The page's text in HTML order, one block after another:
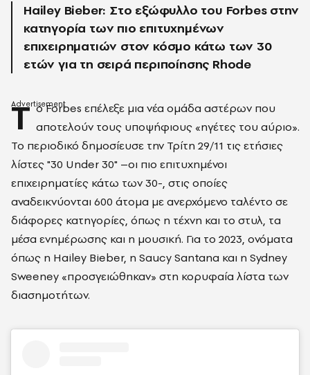
Hailey Bieber: Στο εξώφυλλο του Forbes στην
κατηγορία των πιο επιτυχημένων
επιχειρηματιών στον κόσμο κάτω των 30
ετών για τη σειρά περιποίησης Rhode
Τ ο Forbes επέλεξε μια νέα ομάδα αστέρων που
αποτελούν τους υποψήφιους «ηγέτες του αύριο».
Το περιοδικό δημοσίευσε την Τρίτη 29/11 τις ετήσιες
λίστες "30 Under 30" –οι πιο επιτυχημένοι
επιχειρηματίες κάτω των 30-, στις οποίες
αναδεικνύονται 600 άτομα με ανερχόμενο ταλέντο σε
διάφορες κατηγορίες, όπως η τέχνη και το στυλ, τα
μέσα ενημέρωσης και η μουσική. Για το 2023, ονόματα
όπως η Hailey Bieber, η Saucy Santana και η Sydney
Sweeney «προσγειώθηκαν» στη κορυφαία λίστα των
διασημοτήτων.